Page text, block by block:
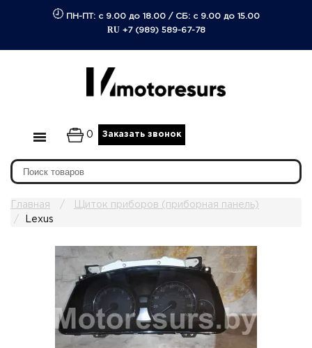
ПН-ПТ: с 9.00 до 18.00/ СБ: с 9.00 до 15.00
RU +7 (989) 589-67-78
0 Заказать звонок
Главная
Щиток приборов (приборная панель)
Lexus